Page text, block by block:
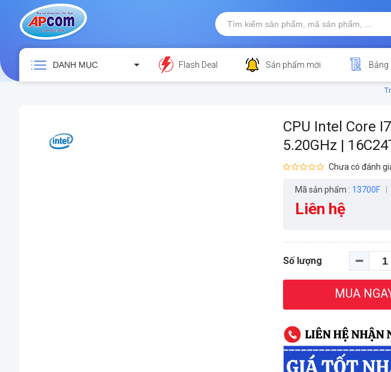
DANH MỤC Flash Deal Sản phẩm mới Bảng
CPU Intel Core
5.20GHz |
Chưa có đánh
Mã sản phẩm : 13700F
Liên hệ
Số lượng
MUA